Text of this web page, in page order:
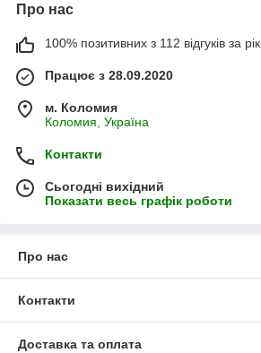
Про нас
100% позитивних з 112 відгуків за рік
Працює з 28.09.2020
м. Коломия
Коломия, Україна
Контакти
Сьогодні вихідний
Показати весь графік роботи
Про нас
Контакти
Доставка та оплата